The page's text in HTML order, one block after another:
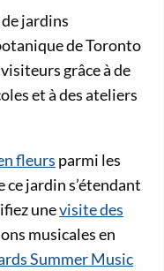
jardins
de Toronto
grâce à de
et à des ateliers
fleurs parmi les
ce jardin s’étendant
unevisite des
musicales en
Summer Music